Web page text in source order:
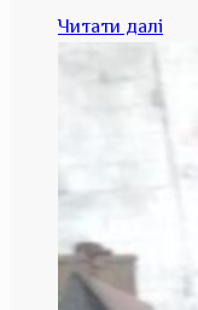
Читати далі